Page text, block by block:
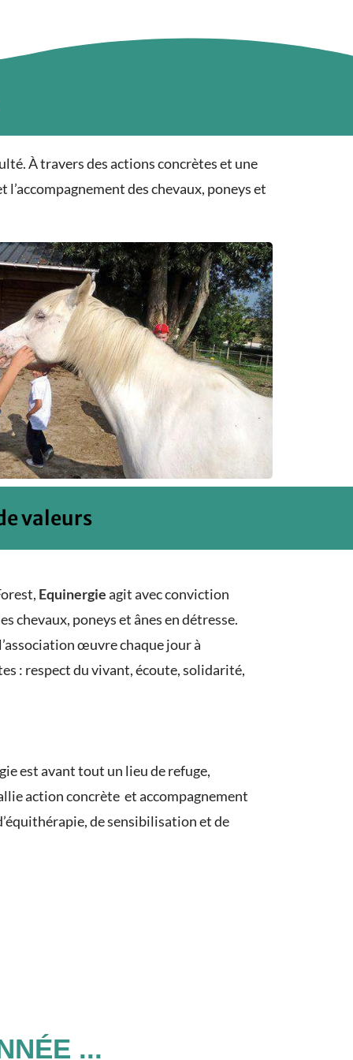
À travers des actions concrètes et une
des chevaux, poneys et
valeurs
Equinergieagit avec conviction
chevaux, poneys et ânes en détresse.
œuvre chaque jour à
: respect du vivant, écoute, solidarité,
est avant tout un lieu de refuge,
action concrète et accompagnement
de sensibilisation et de
...